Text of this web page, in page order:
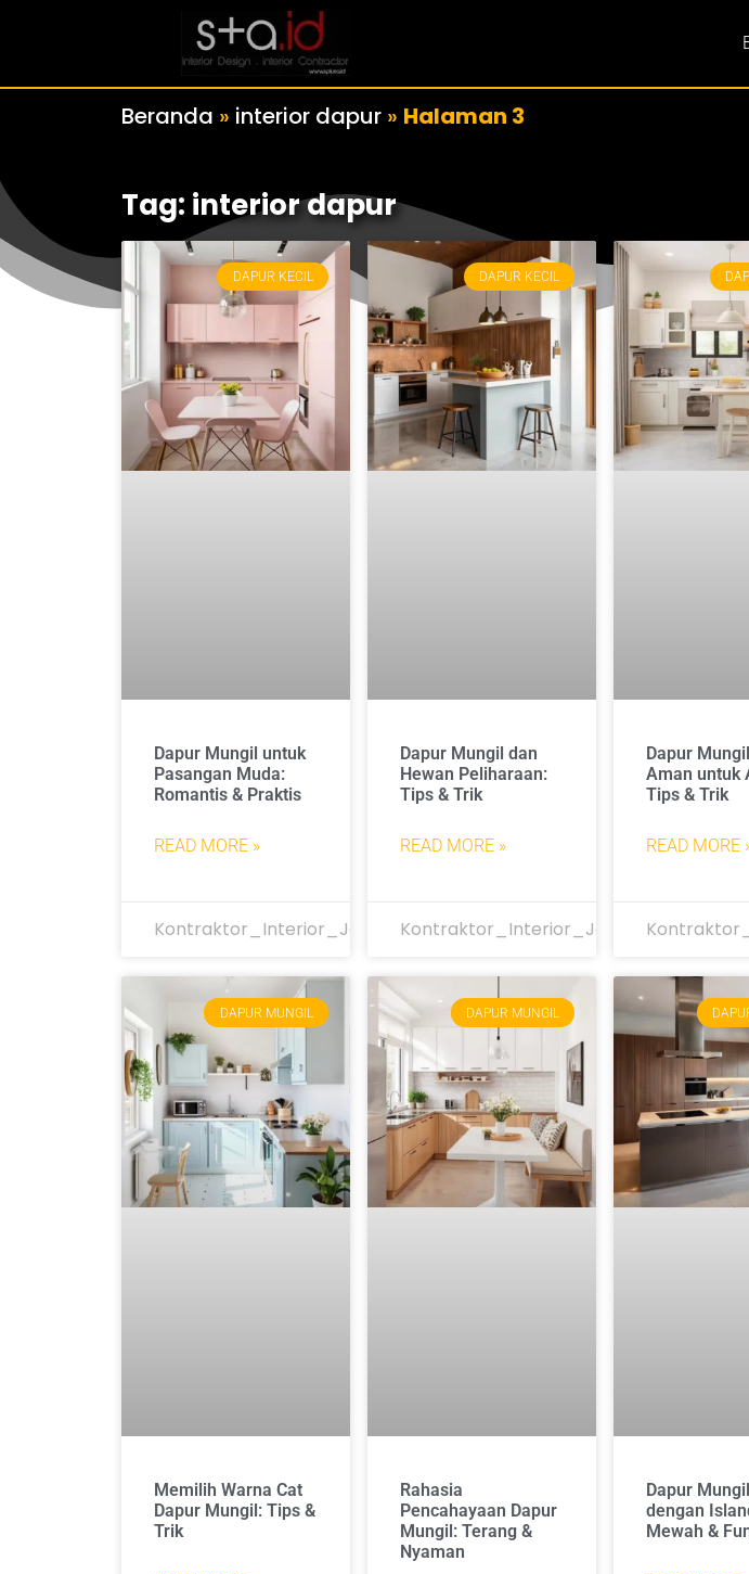
Beranda » interior dapur » Halaman 3
Tag: interior dapur
DAPUR KECIL
Dapur Mungil untuk
Pasangan Muda:
Romantis & Praktis
READ MORE »
Kontraktor_Interior_Jakarta
DAPUR KECIL
Dapur Mungil dan
Hewan Peliharaan:
Tips & Trik
READ MORE »
Kontraktor_Interior_Jakarta
Dapur
Aman untuk
Tips & Trik
READ MORE
DAPUR MUNGIL
Memilih Warna Cat
Dapur Mungil: Tips &
Trik
DAPUR MUNGIL
Rahasia
Pencahayaan Dapur
Mungil: Terang &
Nyaman
Dapur Mungil
dengan
Mewah &